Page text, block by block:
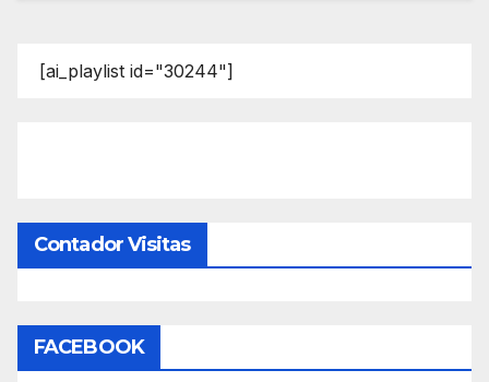
[ai_playlist id="30244"]
Contador Visitas
FACEBOOK